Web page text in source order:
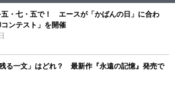
五・七・五で！ エースが「かばんの日」に合わ
ンテスト」を開催
る一文」はどれ？ 最新作『永遠の記憶』発売で